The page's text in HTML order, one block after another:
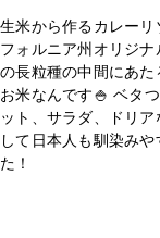
生米から作るカレー
フォルニア州オリジ
の長粒種の中間にあ
お米なんです🍚 ベタ
ット、サラダ、ドリ
して日本人も馴染み
た！